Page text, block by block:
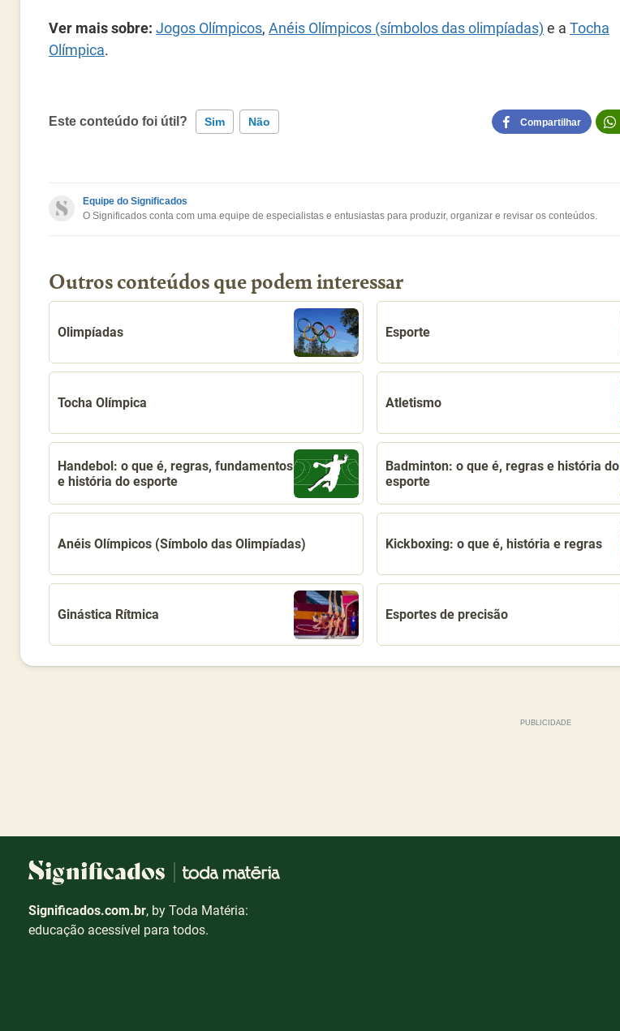
Ver mais sobre: Jogos Olímpicos, Anéis Olímpicos (símbolos das olimpíadas) e a Tocha
Olímpica.
Este conteúdo foi útil? Sim Não
Este conteúdo não tem a informação que procuro
Compartilhar
Equipe do Significados
O Significados conta com uma equipe de especialistas e entusiastas para produzir, organizar e revisar os conteúdos.
Outros conteúdos que podem interessar
Olimpíadas Esporte
Tocha Olímpica Atletismo
Handebol: o que é, regras, fundamentos
e história do esporte
Badminton: o que é, regras e história do
esporte
Anéis Olímpicos (Símbolo das Olimpíadas) Kickboxing: o que é, história e regras
Ginástica Rítmica Esportes de precisão
Significados.com.br, by Toda Matéria:
educação acessível para todos.